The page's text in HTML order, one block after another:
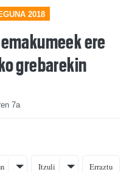
2018
ere
grebarekin
7a
Itzuli Erraztu